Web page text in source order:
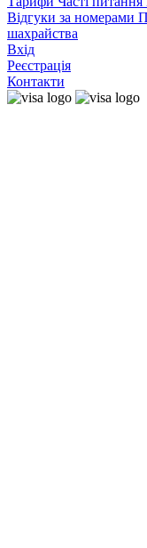
Відгуки за номерами
шахрайства
Вхід
Реєстрація
Контакти